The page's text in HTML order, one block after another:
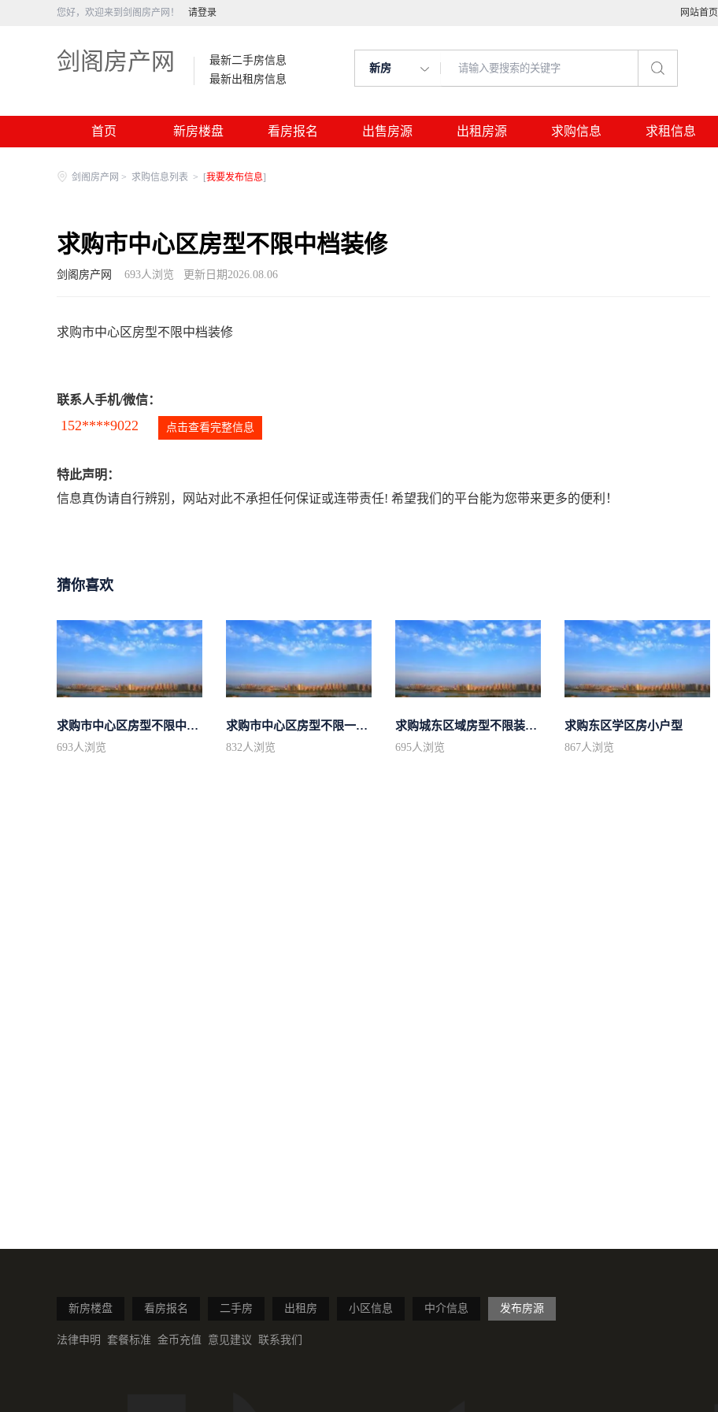
您好，欢迎来到剑阁房产网！ 请登录 网站首页
剑阁房产网
最新二手房信息
最新出租房信息
新房
首页 新房楼盘 看房报名 出售房源 出租房源 求购信息 求租信息
剑阁房产网 > 求购信息列表 > [我要发布信息]
求购市中心区房型不限中档装修
剑阁房产网 693人浏览 更新日期2026.08.06
求购市中心区房型不限中档装修
联系人手机/微信：
152****9022 点击查看完整信息
特此声明：
信息真伪请自行辨别，网站对此不承担任何保证或连带责任! 希望我们的平台能为您带来更多的便利！
猜你喜欢
求购市中心区房型不限中档装修
693人浏览
求购市中心区房型不限一室一厅一卫简...
832人浏览
求购城东区域房型不限装修不限
695人浏览
求购东区学区房小户型
867人浏览
新房楼盘 看房报名 二手房 出租房 小区信息 中介信息 发布房源
法律申明 套餐标准 金币充值 意见建议 联系我们